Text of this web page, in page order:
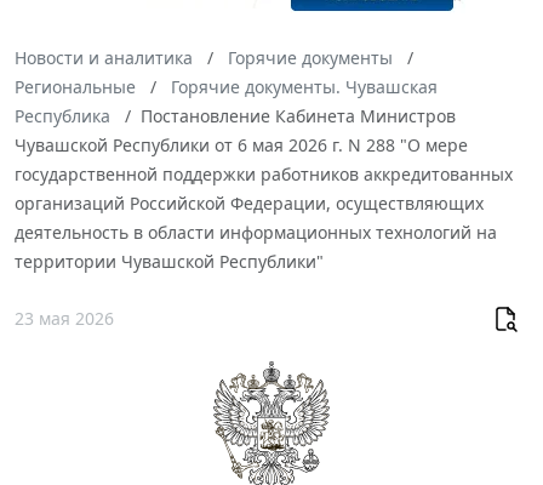
Новости и аналитика
Горячие документы
Региональные
Горячие документы. Чувашская
Республика
Постановление Кабинета Министров
Чувашской Республики от 6 мая 2026 г. N 288 "О мере
государственной поддержки работников аккредитованных
организаций Российской Федерации, осуществляющих
деятельность в области информационных технологий на
территории Чувашской Республики"
23 мая 2026